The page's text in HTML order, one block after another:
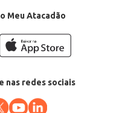
Meu Atacadão
nas redes sociais